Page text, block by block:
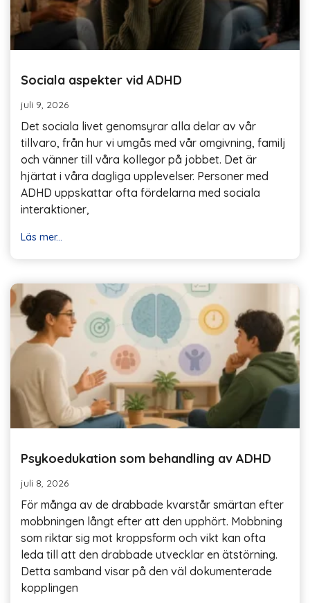
Sociala aspekter vid ADHD
juli 9, 2026
Det sociala livet genomsyrar alla delar av vår
tillvaro, från hur vi umgås med vår omgivning, familj
och vänner till våra kollegor på jobbet. Det är
hjärtat i våra dagliga upplevelser. Personer med
ADHD uppskattar ofta fördelarna med sociala
interaktioner,
Läs mer...
Psykoedukation som behandling av ADHD
juli 8, 2026
För många av de drabbade kvarstår smärtan efter
mobbningen långt efter att den upphört. Mobbning
som riktar sig mot kroppsform och vikt kan ofta
leda till att den drabbade utvecklar en ätstörning.
Detta samband visar på den väl dokumenterade
kopplingen